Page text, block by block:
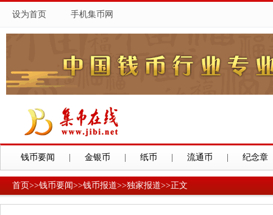
设为首页 手机集币网
钱币要闻 金银币 纸币 流通币 纪念章
首页>>钱币要闻>>钱币报道>>独家报道>>正文